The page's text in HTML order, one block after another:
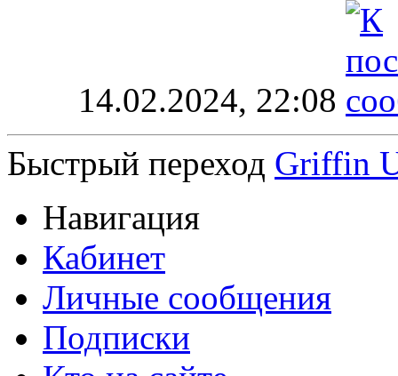
14.02.2024, 22:08
Быстрый переход Griffin
Навигация
Кабинет
Личные сообщения
Подписки